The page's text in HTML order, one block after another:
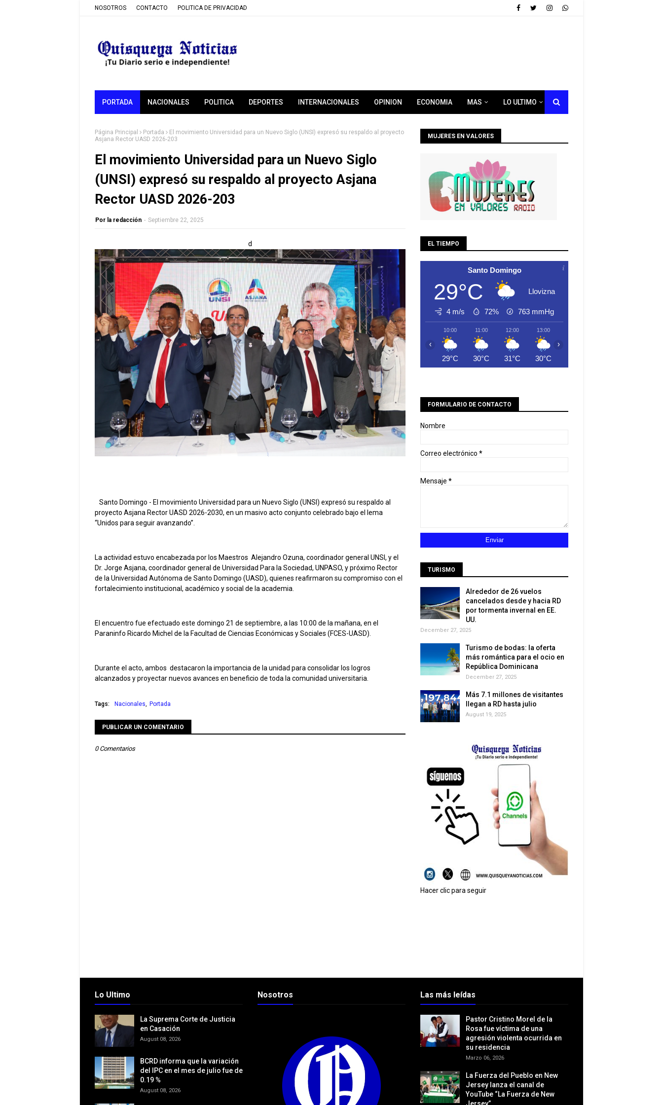
NOSOTROS CONTACTO POLITICA DE PRIVACIDAD
PORTADA NACIONALES POLITICA DEPORTES INTERNACIONALES OPINION ECONOMIA MAS LO ULTIMO
Página Principal Portada
El movimiento Universidad para un Nuevo Siglo (UNSI) expresó su respaldo al proyecto
Asjana Rector UASD 2026-203
El movimiento Universidad para un Nuevo Siglo
(UNSI) expresó su respaldo al proyecto Asjana
Rector UASD 2026-203
Por la redacción - Septiembre 22, 2025
d
Santo Domingo - El movimiento Universidad para un Nuevo Siglo (UNSI) expresó su respaldo al
proyecto Asjana Rector UASD 2026-2030, en un masivo acto conjunto celebrado bajo el lema
“Unidos para seguir avanzando”.
La actividad estuvo encabezada por los Maestros Alejandro Ozuna, coordinador general UNSI, y el
Dr. Jorge Asjana, coordinador general de Universidad Para la Sociedad, UNPASO, y próximo Rector
de la Universidad Autónoma de Santo Domingo (UASD), quienes reafirmaron su compromiso con el
fortalecimiento institucional, académico y social de la academia.
El encuentro fue efectuado este domingo 21 de septiembre, a las 10:00 de la mañana, en el
Paraninfo Ricardo Michel de la Facultad de Ciencias Económicas y Sociales (FCES-UASD).
Durante el acto, ambos destacaron la importancia de la unidad para consolidar los logros
alcanzados y proyectar nuevos avances en beneficio de toda la comunidad universitaria.
Tags: Nacionales Portada
PUBLICAR UN COMENTARIO
0 Comentarios
MUJERES EN VALORES
EL TIEMPO
Santo Domingo
29°C Llovizna
4 m/s 72% 763 mmHg
10:00
29°C
11:00
30°C
12:00
31°C
13:00
30°C
‹ ›
FORMULARIO DE CONTACTO
Nombre
Correo electrónico *
Mensaje *
TURISMO
Alrededor de 26 vuelos
cancelados desde y hacia RD
por tormenta invernal en EE.
UU.
December 27, 2025
Turismo de bodas: la oferta
más romántica para el ocio en
República Dominicana
December 27, 2025
Más 7.1 millones de visitantes
llegan a RD hasta julio
August 19, 2025
Hacer clic para seguir
Lo Ultimo
La Suprema Corte de Justicia
en Casación
August 08, 2026
BCRD informa que la variación
del IPC en el mes de julio fue de
0.19 %
August 08, 2026
Nosotros Las más leídas
Pastor Cristino Morel de la
Rosa fue víctima de una
agresión violenta ocurrida en
su residencia
Marzo 06, 2026
La Fuerza del Pueblo en New
Jersey lanza el canal de
YouTube “La Fuerza de New
Jersey”